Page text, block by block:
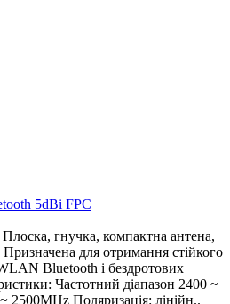
5dBi FPC
гнучка, компактна антена,
для отримання стійкого
Bluetooth і бездротових
Частотний діапазон 2400 ~
2500MHz Поляризація: лінійн..